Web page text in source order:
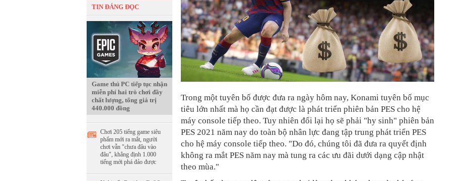
TIN ĐÁNG ĐỌC
Game thủ PC tiếp tục nhận
miễn phí hai trò chơi đầy
chất lượng, tổng giá trị
440.000 đồng
Chơi 205 tiếng game siêu
phẩm mới ra mắt, người
chơi vẫn "chưa đâu vào
đâu", khẳng định 1.000
tiếng mới phá đảo được
Trong một tuyên bố được đưa ra ngày hôm nay, Konami tuyên bố mục
tiêu lớn nhất mà họ cần đạt được là phát triển phiên bản PES cho hệ
máy console tiếp theo. Tuy nhiên đổi lại họ sẽ phải "hy sinh" phiên bản
PES 2021 năm nay do toàn bộ nhân lực đang tập trung phát triển PES
cho hệ máy console tiếp theo. "Do đó, chúng tôi đã đưa ra quyết định
không ra mắt PES năm nay mà tung ra các ưu đãi dưới dạng cập nhật
theo mùa."